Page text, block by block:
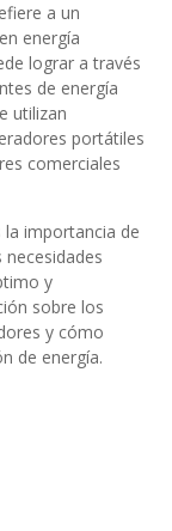
a un
energía
lograr a través
de energía
utilizan
portátiles
comerciales
importancia de
y
sobre los
y cómo
de energía.